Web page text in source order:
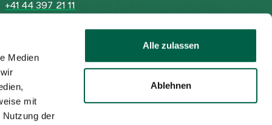
Medien
mit
der
Alle zulassen
Ablehnen
+41 44 397 21 11